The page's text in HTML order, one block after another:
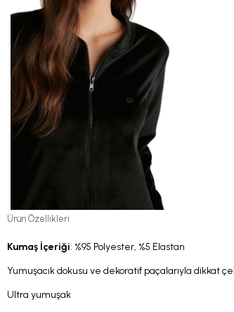
Ürün Özellikleri
Kumaş İçeriği: %95 Polyester, %5 Elastan
Yumuşacık dokusu ve dekoratif paçalarıyla dikkat
Ultra yumuşak